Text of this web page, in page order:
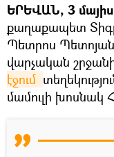
ԵՐԵՎԱՆ, 3
քաղաքապետ
Պետրոս
վարչական
էջում
մամուլի խոսնակ